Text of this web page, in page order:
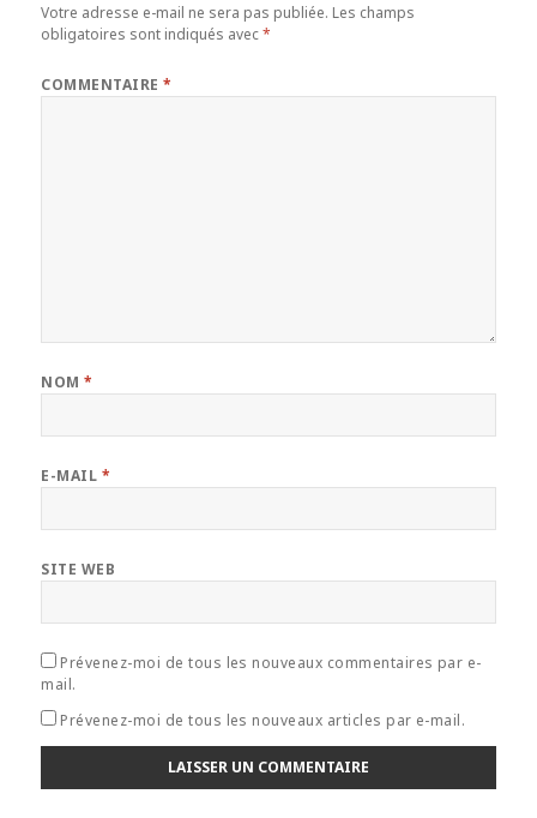
Votre adresse e-mail ne sera pas publiée. Les champs
obligatoires sont indiqués avec*
COMMENTAIRE*
NOM*
E-MAIL *
SITE WEB
Prévenez-moi de tous les nouveaux commentaires par e-
mail.
Prévenez-moi de tous les nouveaux articles par e-mail.